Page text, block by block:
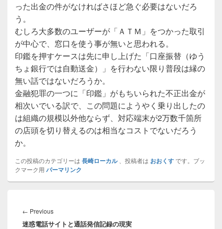
った出金の件がなければさほど急ぐ必要はないだろ
う。
むしろ大多数のユーザーが「ＡＴＭ」をつかった取引
が中心で、窓口を使う事が無いと思われる。
印鑑を押すケースは先に申し上げた「口座振替（ゆう
ちょ銀行では自動送金）」を行わない限り普段は縁の
無い話ではないだろうか。
金融犯罪の一つに「印鑑」がもちいられた不正出金が
相次いでいる訳で、この問題にようやく乗り出したの
は組織の規模以外他ならず、対応端末が2万数千箇所
の店頭を切り替えるのは相当なコストでないだろう
か。
この投稿のカテゴリーは 長崎ローカル、投稿者は おおくすです。ブッ
クマーク用 パーマリンク
稿
ナ
← PreviousPrevious
post:
迷惑電話サイトと通話発信記録の現実